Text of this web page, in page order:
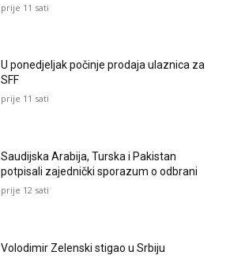
prije 11 sati
U ponedjeljak počinje prodaja ulaznica za
SFF
prije 11 sati
Saudijska Arabija, Turska i Pakistan
potpisali zajednički sporazum o odbrani
prije 12 sati
Volodimir Zelenski stigao u Srbiju